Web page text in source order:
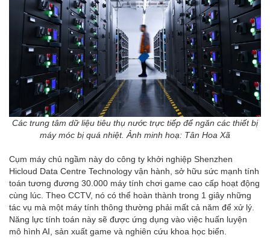
Các trung tâm dữ liệu tiêu thụ nước trực tiếp để ngăn các thiết bị
máy móc bị quá nhiệt. Ảnh minh hoạ: Tân Hoa Xã
Cụm máy chủ ngầm này do công ty khởi nghiệp Shenzhen
Hicloud Data Centre Technology vận hành, sở hữu sức mạnh tính
toán tương đương 30.000 máy tính chơi game cao cấp hoạt động
cùng lúc. Theo CCTV, nó có thể hoàn thành trong 1 giây những
tác vụ mà một máy tính thông thường phải mất cả năm để xử lý.
Năng lực tính toán này sẽ được ứng dụng vào việc huấn luyện
mô hình AI, sản xuất game và nghiên cứu khoa học biển.